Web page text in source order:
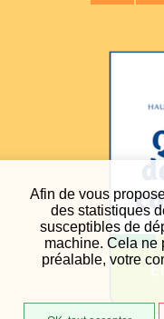
Afin de vous
des statistiques
susceptibles de
machine. Cela ne
préalable, votre